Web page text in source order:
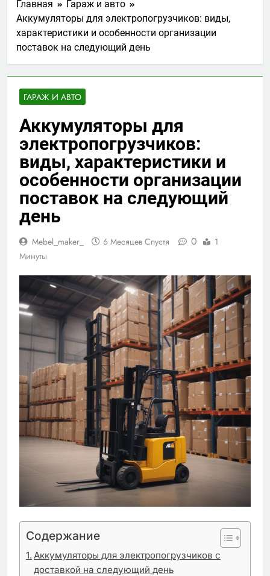
Главная
Гараж и авто
Аккумуляторы для электропогрузчиков: виды,
характеристики и особенности организации
поставок на следующий день
ГАРАЖ И АВТО
Аккумуляторы для
электропогрузчиков:
виды, характеристики и
особенности организации
поставок на следующий
день
Mebel_maker_ 6 Месяцев Спустя 0
1
Минуты
Содержание
Аккумуляторы для электропогрузчиков с
доставкой на следующий день